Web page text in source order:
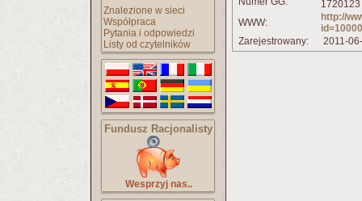
Znalezione w sieci
Współpraca
Pytania i odpowiedzi
Listy od czytelników
Fundusz Racjonalisty
Wesprzyj nas..
WWW:
http://
Zarejestrowany:
2011-